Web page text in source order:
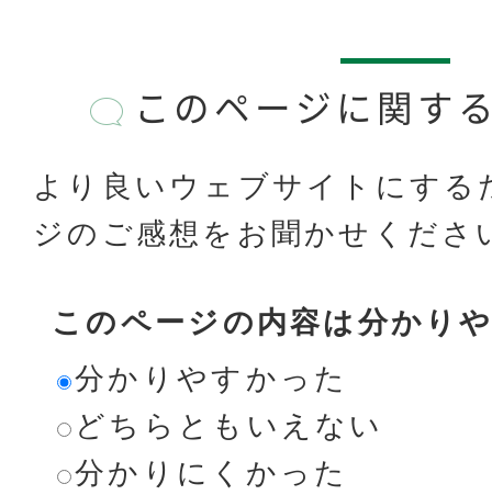
このページに関す
より良いウェブサイトにする
ジのご感想をお聞かせくださ
このページの内容は分かり
分かりやすかった
どちらともいえない
分かりにくかった